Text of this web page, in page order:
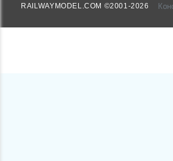
RAILWAYMODEL.COM ©2001-2026